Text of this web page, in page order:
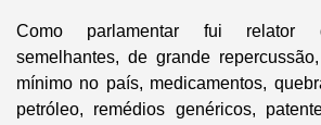
Como parlamentar fui relator
semelhantes, de grande
mínimo no país, medicamentos,
petróleo, remédios genéricos,